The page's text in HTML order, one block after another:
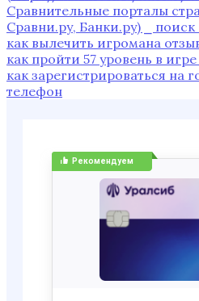
Сравнительные порталы
Сравни.ру‚ Банки.ру) ⎯ поиск
как вылечить игромана
как пройти 57 уровень в
как зарегистрироваться на
телефон